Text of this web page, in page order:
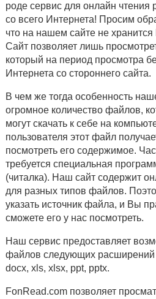
роде сервис для онлайн чтения
со всего Интернета! Просим
что на нашем сайте не
Сайт позволяет лишь
который на период просмотра
Интернета со стороннего сайта.
В чем же тогда особенность
огромное количество файлов,
могут скачать к себе на
пользователя этот файл
посмотреть его содержимое.
требуется специальная
(читалка). Наш сайт содержит
для разных типов файлов.
указать источник файла, и Вы
сможете его у нас посмотреть.
Наш сервис предоставляет
файлов следующих расширений
docx, xls, xlsx, ppt, pptx.
FonRead.com позволяет